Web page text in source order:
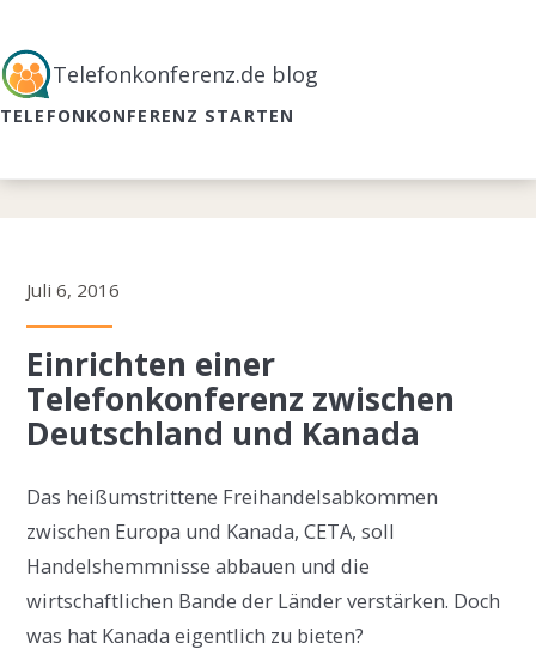
Telefonkonferenz.de blog
TELEFONKONFERENZ STARTEN
Juli 6, 2016
Einrichten einer
Telefonkonferenz zwischen
Deutschland und Kanada
Das heißumstrittene Freihandelsabkommen
zwischen Europa und Kanada, CETA, soll
Handelshemmnisse abbauen und die
wirtschaftlichen Bande der Länder verstärken. Doch
was hat Kanada eigentlich zu bieten?